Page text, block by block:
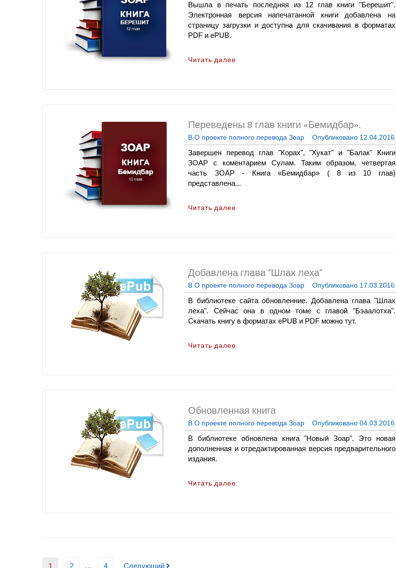
Вышла в печать последняя из 12 глав книги "Берешит".
Электронная версия напечатанной книги добавлена на
страницу загрузки и доступна для скачивания в форматах
PDF и ePUB.
Читать далее
Переведены 8 глав книги «Бемидбар».
В О проекте полного перевода Зоар Опубликовано 12.04.2016
Завершен перевод глав "Корах", "Хукат" и "Балак" Книги
ЗОАР с коментарием Сулам. Таким образом, четвертая
часть ЗОАР - Книга «Бемидбар» ( 8 из 10 глав)
представлена...
Читать далее
Добавлена глава “Шлах леха”
В О проекте полного перевода Зоар Опубликовано 17.03.2016
В библиотеке сайта обновленние. Добавлена глава "Шлах
леха". Сейчас она в одном томе с главой "Бэаалотха".
Скачать книгу в форматах ePUB и PDF можно тут.
Читать далее
Обновленная книга
В О проекте полного перевода Зоар Опубликовано 04.03.2016
В библиотеке обновлена книга "Новый Зоар". Это новая
дополненная и отредактированная версия предварительного
издания.
Читать далее
1 2 … 4 Следующий